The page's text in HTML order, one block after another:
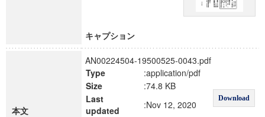
キャプション
本文
AN00224504-19500525-0043.pdf
Type
:application/pdf
Download
Size
:74.8 KB
Last
updated
:Nov 12, 2020